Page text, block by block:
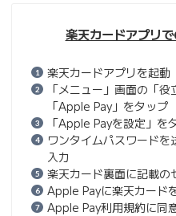
楽天カードアプリ
楽天カードアプリを起動
「メニュー」画面の「
「Apple Pay」をタップ
「Apple Payを設定」を
ワンタイムパスワード
入力
楽天カード裏面に記載の
Apple Payに楽天カード
Apple Pay利用規約に同